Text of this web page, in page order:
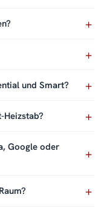
und Smart?
Google oder